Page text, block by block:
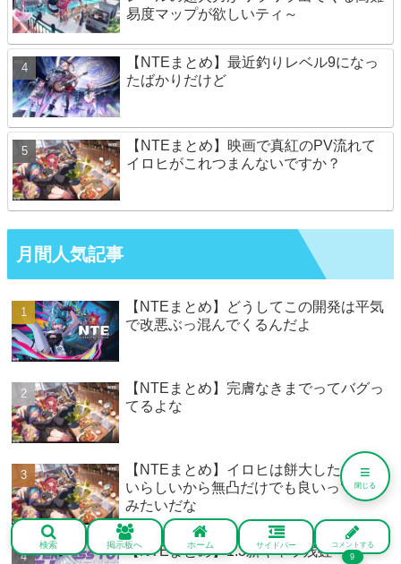
易度マップが欲しいティ～
【NTEまとめ】最近釣りレベル9になっ
たばかりだけど
【NTEまとめ】映画で真紅のPV流れて
イロヒがこれつまんないですか？
月間人気記事
【NTEまとめ】どうしてこの開発は平気
で改悪ぶっ混んでくるんだよ
【NTEまとめ】完膚なきまでってバグっ
てるよな
【NTEまとめ】イロヒは餅大したことな
いらしいから無凸だけでも良いって評価
みたいだな
【NTEまとめ】1.3新キャラ残虹
検索 掲示板へ ホーム サイドバー コメントする
9
≡
閉じる